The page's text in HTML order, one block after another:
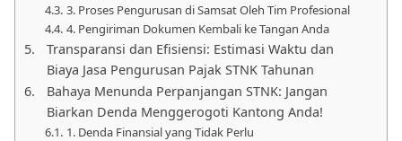
3. Proses Pengurusan di Samsat Oleh Tim Profesional
4. Pengiriman Dokumen Kembali ke Tangan Anda
Transparansi dan Efisiensi: Estimasi Waktu dan
Biaya Jasa Pengurusan Pajak STNK Tahunan
Bahaya Menunda Perpanjangan STNK: Jangan
Biarkan Denda Menggerogoti Kantong Anda!
1. Denda Finansial yang Tidak Perlu